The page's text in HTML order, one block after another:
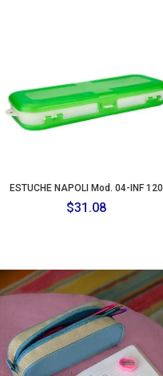
ESTUCHE NAPOLI Mod. 04-INF 120
$31.08